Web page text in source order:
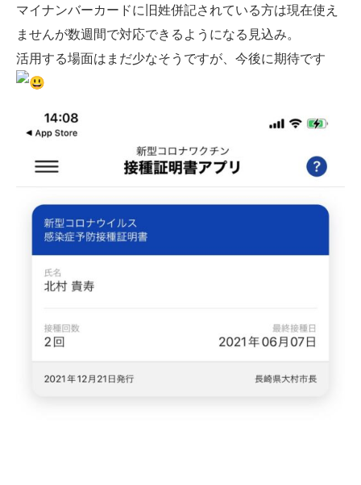
マイナンバーカードに旧姓併記されている方は現在使え
ませんが数週間で対応できるようになる見込み。
活用する場面はまだ少なそうですが、今後に期待です